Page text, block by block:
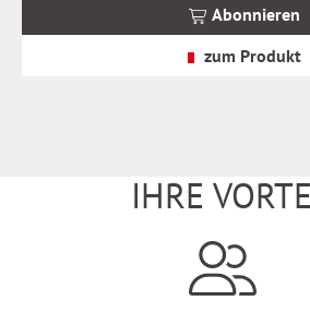
Abonnieren
zum Produkt
IHRE